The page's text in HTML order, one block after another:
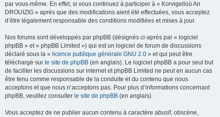
par vous-même. En effet, si vous continuez à participer à « Korvigelloù An
DROUIZIG » après que des modifications aient été effectuées, vous acceptez
d’être légalement responsable des conditions modifiées et mises à jour.
Nos forums sont développés par phpBB (désignés ci-après par « logiciel
phpBB » et « phpBB Limited ») qui est un logiciel de forum de discussions
déclaré sous la « licence publique générale GNU 2.0 » et qui peut être
téléchargé sur le site de phpBB (en anglais). Le logiciel phpBB a pour seul but
de faciliter les discussions sur internet et phpBB Limited ne peut en aucun cas
être tenu comme responsable de la conduite et du contenu que nous
acceptons et que nous n’acceptons pas. Pour plus d’informations concernant
phpBB, veuillez consulter le site de phpBB (en anglais).
Vous acceptez de ne publier aucun contenu à caractère abusif, obscène,